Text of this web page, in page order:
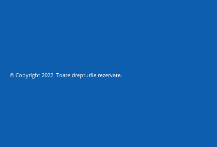
© Copyright 2022. Toate drepturile rezervate.